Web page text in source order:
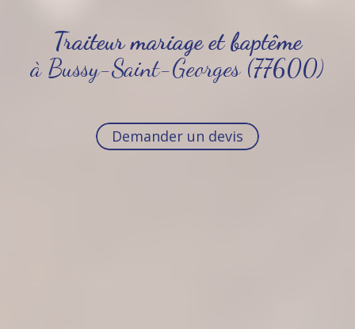
Traiteur mariage et baptême
à Bussy-Saint-Georges (77600)
Demander un devis